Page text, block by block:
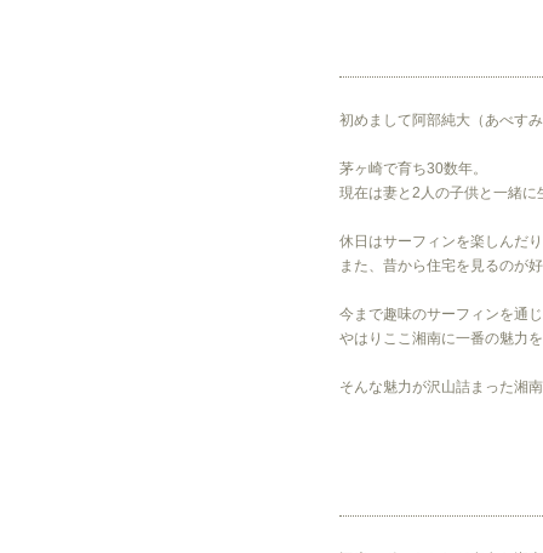
初めまして阿部純大（あべす
茅ヶ崎で育ち30数年。
現在は妻と2人の子供と一緒に
休日はサーフィンを楽しんだ
また、昔から住宅を見るのが
今まで趣味のサーフィンを通
やはりここ湘南に一番の魅力
そんな魅力が沢山詰まった湘